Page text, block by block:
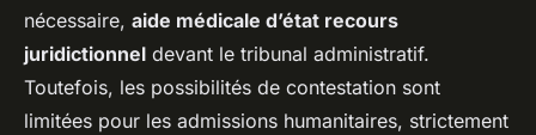
nécessaire, aide médicale d’état recours
juridictionnel devant le tribunal administratif.
Toutefois, les possibilités de contestation sont
limitées pour les admissions humanitaires, strictement